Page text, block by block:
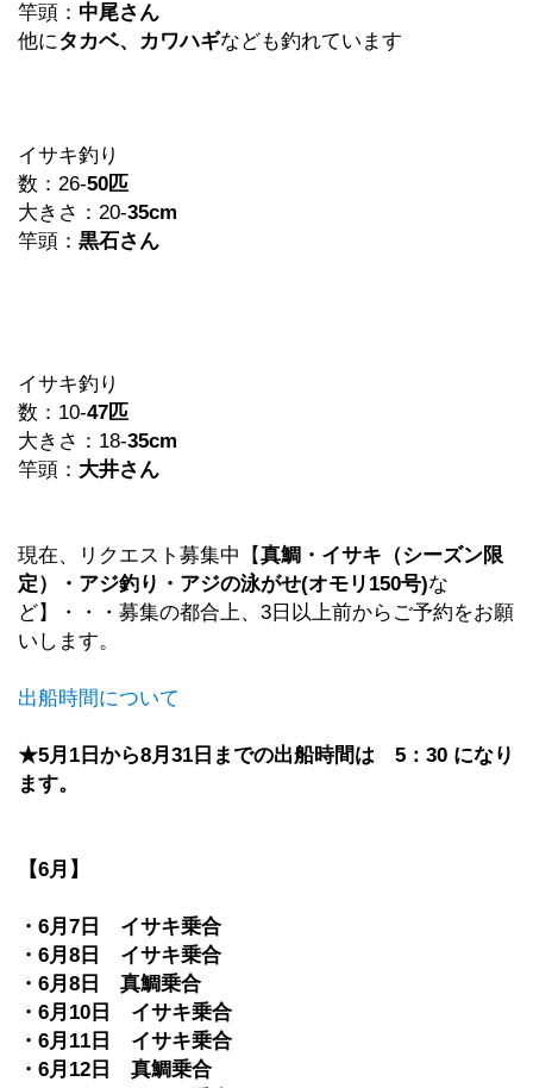
竿頭： 中尾さん
他にタカベ、カワハギなども釣れています
イサキ釣り
数：26-50匹
大きさ：20-35cm
竿頭： 黒石さん
イサキ釣り
数：10-47匹
大きさ：18-35cm
竿頭： 大井さん
現在、リクエスト募集中【真鯛・イサキ（シーズン限
定）・アジ釣り・アジの泳がせ(オモリ150号)な
ど】・・・募集の都合上、3日以上前からご予約をお願
いします。
出船時間について
★5月1日から8月31日までの出船時間は 5：30 になり
ます。
【6月】
・6月7日 イサキ乗合
・6月8日 イサキ乗合
・6月8日 真鯛乗合
・6月10日 イサキ乗合
・6月11日 イサキ乗合
・6月12日 真鯛乗合